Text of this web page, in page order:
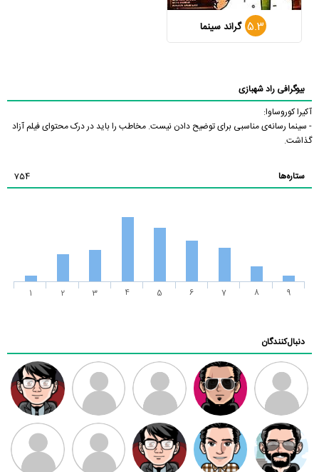
5.3 گراند سینما
بیوگرافی راد شهبازی
آکیرا کوروساوا:
- سینما رسانه‌ی مناسبی برای توضیح دادن نیست. مخاطب را باید در درک محتوای فیلم آزاد
گذاشت.
ستاره‌ها 754
1 2 3 4 5 6 7 8 9
دنبال‌کنندگان
ممدرضا رضا کاظمی زهرا ~ ابتین
سید محمد
موسوی